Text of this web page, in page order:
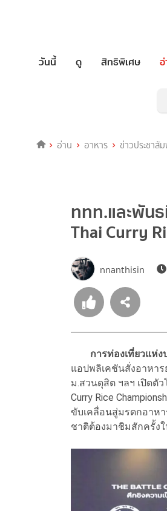
วันนี้ ดู สิทธิพิเศษ
อ่าน อาหาร ข่าวประชาสั
ททท.และพันธ
Thai Curry
nnanthisin
การท่องเที่ยวแห่
แอปพลิเคชันสั่งอาหาร
ม.สวนดุสิต ฯลฯ เปิดตั
Curry Rice
ขับเคลื่อนสู่มรดกอาห
ชาติต้องมาชิมสักครั้ง